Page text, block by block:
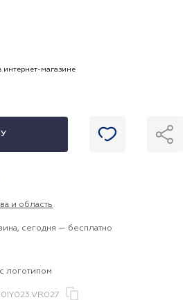
интернет-магазине
и область
сегодня — бесплатно
логотипом